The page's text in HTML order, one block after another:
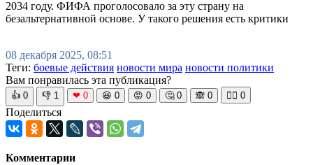
2034 году. ФИФА проголосовало за эту страну на
безальтернативной основе. У такого решения есть критики
08 декабря 2025, 08:51
Теги: боевые действия новости мира новости политики
Вам понравилась эта публикация?
👍 0 👎 1 ❤ 0 😆 0 😡 0 🤔 0 🙈 0 🧘‍♀️ 0
Поделиться
Комментарии